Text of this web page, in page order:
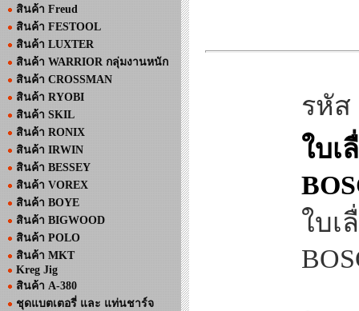
สินค้า Freud
สินค้า FESTOOL
สินค้า LUXTER
สินค้า WARRIOR กลุ่มงานหนัก
สินค้า CROSSMAN
สินค้า RYOBI
สินค้า SKIL
สินค้า RONIX
สินค้า IRWIN
สินค้า BESSEY
สินค้า VOREX
สินค้า BOYE
สินค้า BIGWOOD
สินค้า POLO
สินค้า MKT
Kreg Jig
สินค้า A-380
ชุดแบตเตอรี่ และ แท่นชาร์จ
รหัส
ใบเ
ใบเ